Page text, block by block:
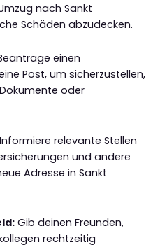
nach Sankt
Schäden abzudecken.
einen
Post, um sicherzustellen,
oder
Informiere relevante Stellen
und andere
Adresse in Sankt
Gib deinen Freunden,
rechtzeitig